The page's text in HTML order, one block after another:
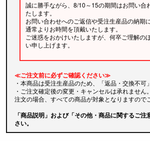
誠に勝手ながら、8/10～15の期間はお問い合
たします。
お問い合わせへのご返信や受注生産品の納期
通常よりお時間を頂戴いたします。
ご迷惑をおかけいたしますが、何卒ご理解の
い申し上げます。
≪ご注文前に必ずご確認ください≫
・本商品は受注生産品のため、「返品・交換不可
・ご注文確定後の変更・キャンセルは承れません
注文の場合、すべての商品が対象となりますので
「商品説明」および「その他・商品に関するご
さい。